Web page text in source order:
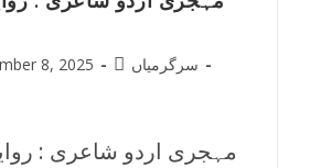
8, 2025
سرگرمیاں
مہجری اردو شاعری :